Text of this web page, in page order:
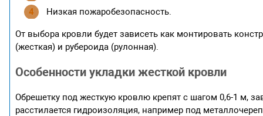
Низкая пожаробезопасность.
От выбора кровли будет зависеть как монтировать
(жесткая) и рубероида (рулонная).
Особенности укладки жесткой кровли
Обрешетку под жесткую кровлю крепят с шагом 0,6-1 м,
расстилается гидроизоляция, например под